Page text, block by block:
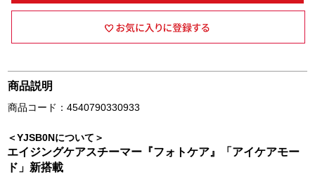
商品説明
商品コード：4540790330933
＜YJSB0Nについて＞
エイジングケアスチーマー『フォトケア』「アイケアモー
ド」新搭載